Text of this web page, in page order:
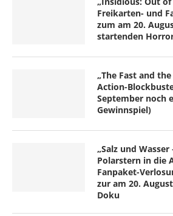
Freikarten- und
zum am 20.
startenden
„The Fast and
Action-
September noch
Gewinnspiel)
„Salz und
Polarstern in die
Fanpaket-
zur am 20.
Doku